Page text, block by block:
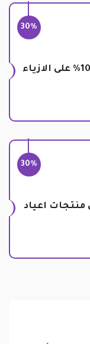
30%
كود خصم Party Centre تخفيضات 10% على الازياء
30%
تخفيضات 10% على منتجات اعياد